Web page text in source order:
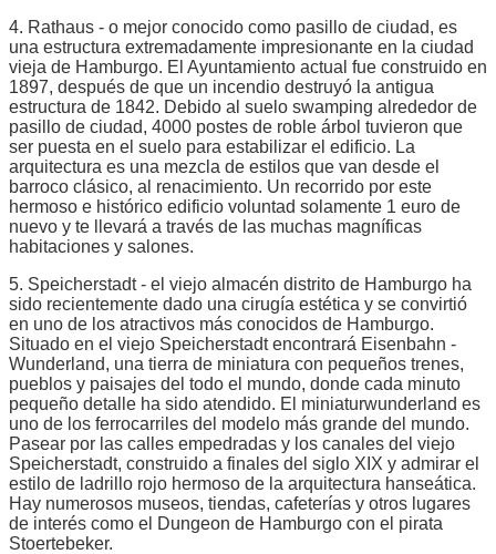
4. Rathaus - o mejor conocido como pasillo de ciudad, es
una estructura extremadamente impresionante en la ciudad
vieja de Hamburgo. El Ayuntamiento actual fue construido en
1897, después de que un incendio destruyó la antigua
estructura de 1842. Debido al suelo swamping alrededor de
pasillo de ciudad, 4000 postes de roble árbol tuvieron que
ser puesta en el suelo para estabilizar el edificio. La
arquitectura es una mezcla de estilos que van desde el
barroco clásico, al renacimiento. Un recorrido por este
hermoso e histórico edificio voluntad solamente 1 euro de
nuevo y te llevará a través de las muchas magníficas
habitaciones y salones.
5. Speicherstadt - el viejo almacén distrito de Hamburgo ha
sido recientemente dado una cirugía estética y se convirtió
en uno de los atractivos más conocidos de Hamburgo.
Situado en el viejo Speicherstadt encontrará Eisenbahn -
Wunderland, una tierra de miniatura con pequeños trenes,
pueblos y paisajes del todo el mundo, donde cada minuto
pequeño detalle ha sido atendido. El miniaturwunderland es
uno de los ferrocarriles del modelo más grande del mundo.
Pasear por las calles empedradas y los canales del viejo
Speicherstadt, construido a finales del siglo XIX y admirar el
estilo de ladrillo rojo hermoso de la arquitectura hanseática.
Hay numerosos museos, tiendas, cafeterías y otros lugares
de interés como el Dungeon de Hamburgo con el pirata
Stoertebeker.